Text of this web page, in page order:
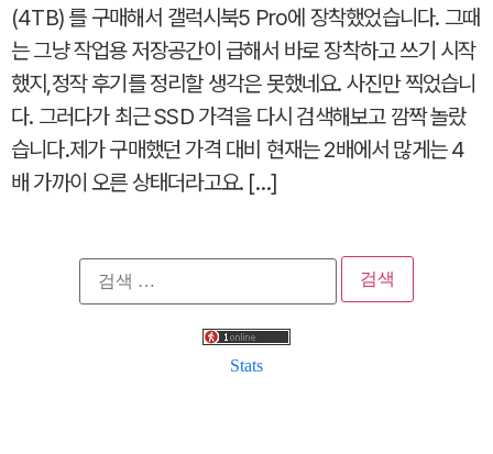
(4TB) 를 구매해서 갤럭시북5 Pro에 장착했었습니다. 그때
는 그냥 작업용 저장공간이 급해서 바로 장착하고 쓰기 시작
했지,정작 후기를 정리할 생각은 못했네요. 사진만 찍었습니
다. 그러다가 최근 SSD 가격을 다시 검색해보고 깜짝 놀랐
습니다.제가 구매했던 가격 대비 현재는 2배에서 많게는 4
배 가까이 오른 상태더라고요. […]
검
색:
Stats